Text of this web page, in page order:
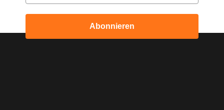
Abonnieren